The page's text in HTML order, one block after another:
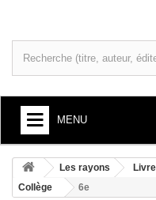
MENU
LIVRES : ARTS ET SOCIÉTÉ
LIVRES : LITTÉRATURE
Les rayons
Collège
6e